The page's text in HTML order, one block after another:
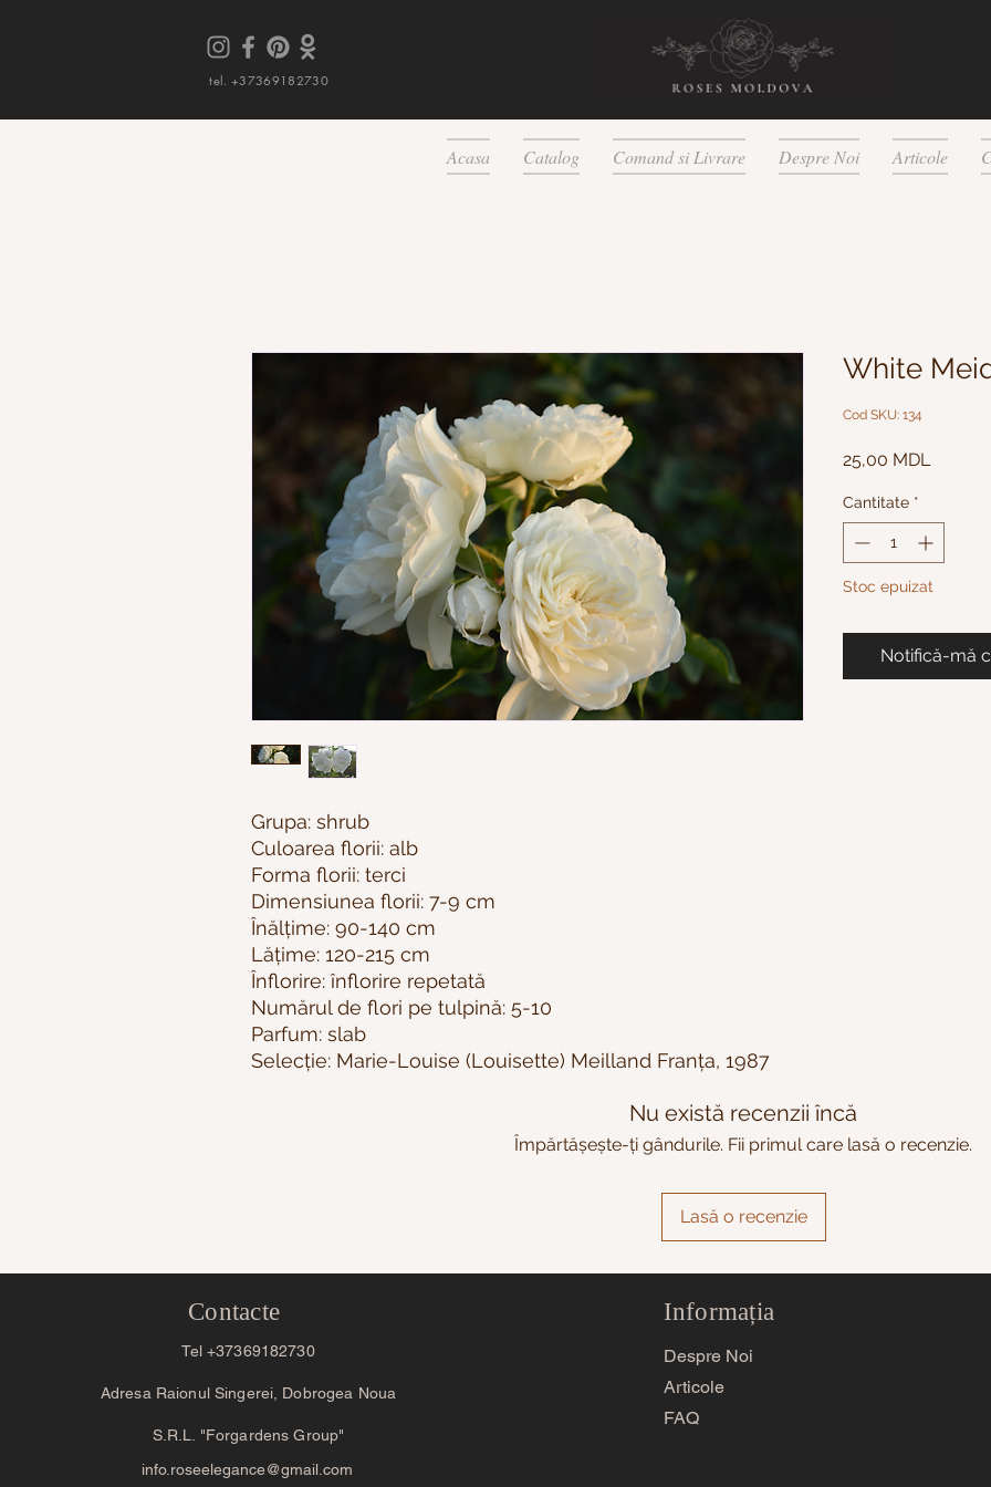
tel. +37369182730
Acasa Catalog Comand si Livrare Despre Noi Articole
Grupa: shrub
Culoarea florii: alb
Forma florii: terci
Dimensiunea florii: 7-9 cm
Înălțime: 90-140 cm
Lățime: 120-215 cm
Înflorire: înflorire repetată
Numărul de flori pe tulpină: 5-10
Parfum: slab
Selecție: Marie-Louise (Louisette) Meilland Franța, 1987
White
Cod SKU: 134
25,00 MDL
Cantitate *
Stoc epuizat
Notifică-mă
Nu există recenzii încă
Împărtășește-ți gândurile. Fii primul care lasă o recenzie.
Lasă o recenzie
Contacte
Tel +37369182730
Adresa Raionul Singerei, Dobrogea Noua
S.R.L. "Forgardens Group"
info.roseelegance@gmail.com
Informația
Despre Noi
Articole
FAQ